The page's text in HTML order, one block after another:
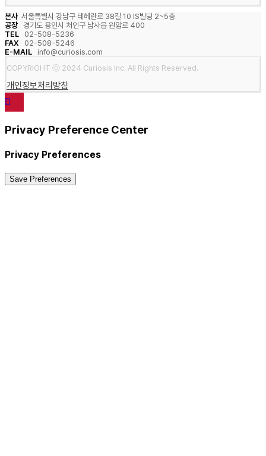
본사 서울특별시 강남구 테헤란로 38길 10 IS빌딩 2~5층
공장 경기도 용인시 처인구 남사읍 원암로 400
TEL
02-508-5236
FAX
02-508-5246
E-MAIL
info@curiosis.com
COPYRIGHT ⓒ 2024 Curiosis Inc. All Rights Reserved.
개인정보처리방침
Privacy Preference Center
Privacy Preferences